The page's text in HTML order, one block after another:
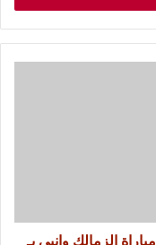
الزمالك وإنبي بـ